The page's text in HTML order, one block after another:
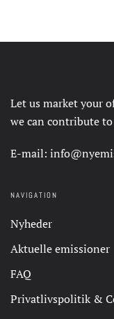
Let us market your
we can contribute to
E-mail:
NAVIGATION
Nyheder
Aktuelle emissioner
FAQ
Privatlivspolitik &